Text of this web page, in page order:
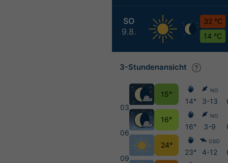
SO
9.8.
32 °C
14 °C
3-Stundenansicht
03
06
09
15°
16°
24°
14°
16°
23°
NO
3-13
NO
3-9
OSO
4-12